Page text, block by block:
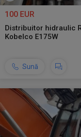
100 EUR
Distribuitor hidraulic
Kobelco E175W
Sună